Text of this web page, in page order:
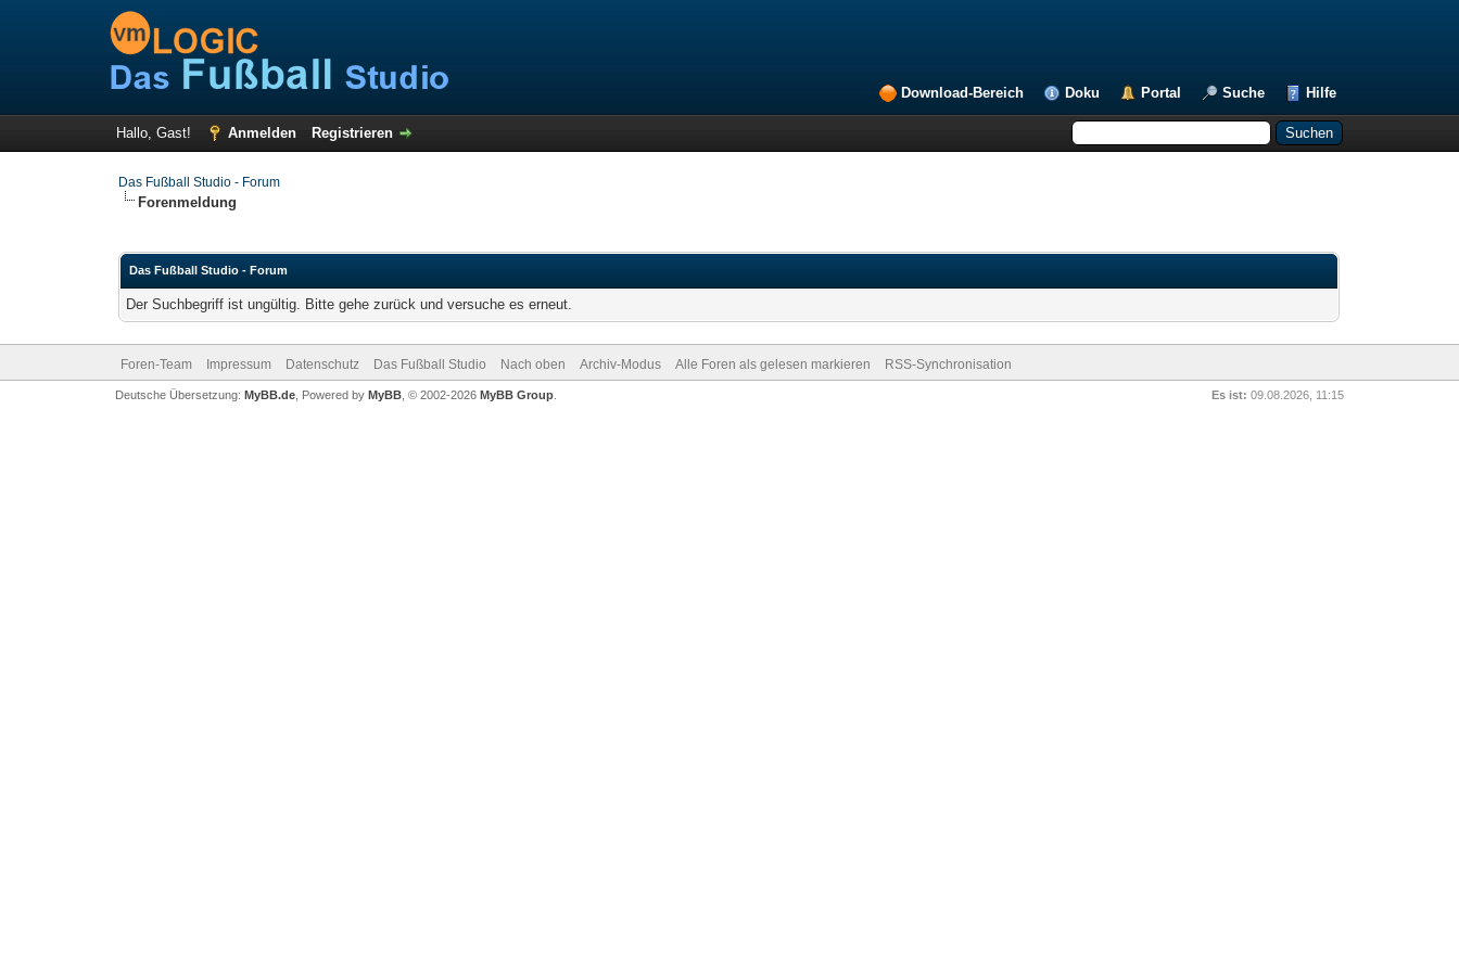
Download-Bereich Doku Portal Suche Hilfe
Hallo, Gast! Anmelden Registrieren
Das Fußball Studio - Forum
Forenmeldung
Das Fußball Studio - Forum
Der Suchbegriff ist ungültig. Bitte gehe zurück und versuche es erneut.
Foren-Team Impressum Datenschutz Das Fußball Studio Nach oben Archiv-Modus Alle Foren als gelesen markieren RSS-Synchronisation
Es ist: 09.08.2026, 11:15
Deutsche Übersetzung: MyBB.de, Powered by MyBB, © 2002-2026 MyBB Group.